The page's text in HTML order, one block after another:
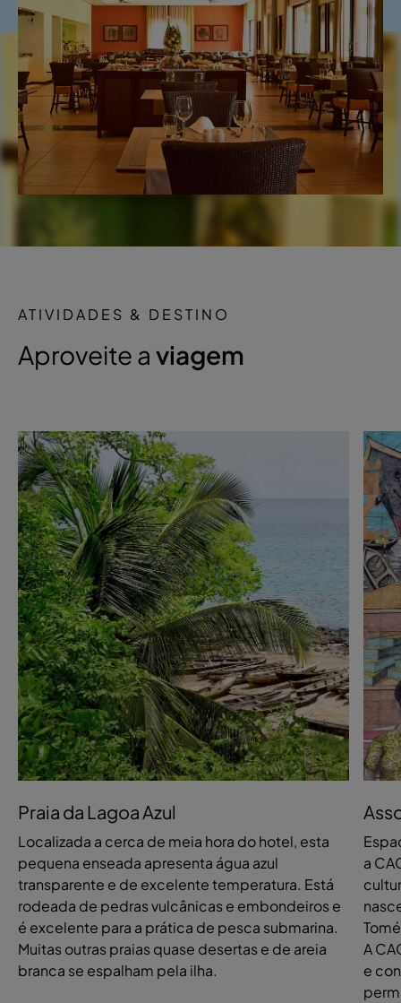
ATIVIDADES & DESTINO
Aproveite a viagem
Praia da Lagoa Azul
Localizada a cerca de meia hora do hotel, esta
pequena enseada apresenta água azul
transparente e de excelente temperatura. Está
rodeada de pedras vulcânicas e embondeiros e
é excelente para a prática de pesca submarina.
Muitas outras praias quase desertas e de areia
branca se espalham pela ilha.
a
A
e